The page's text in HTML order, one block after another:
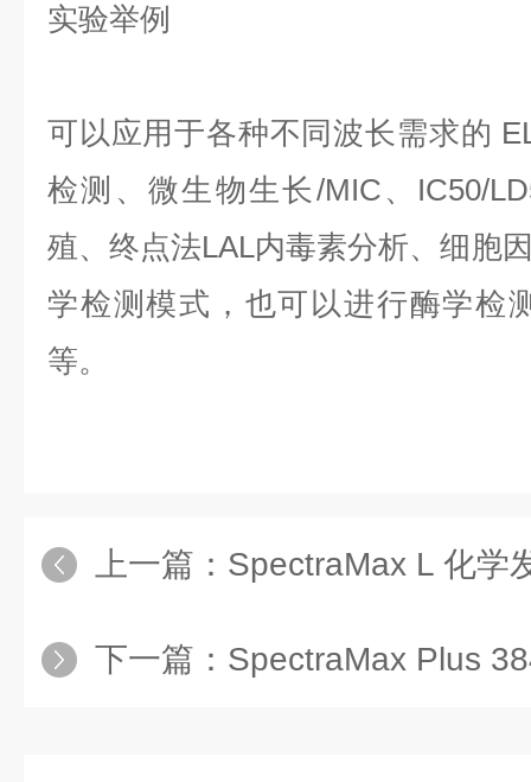
实验举例
可以应用于各种不同波长需求的
检测、微生物生长/MIC、IC50/
殖、终点法LAL内毒素分析、细胞
学检测模式，也可以进行酶学检
等。
上一篇： SpectraMax L 化学
下一篇： SpectraMax Plus